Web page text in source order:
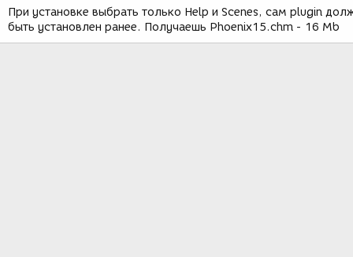
При установке выбрать только Help и Scenes, сам plugin
быть установлен ранее. Получаешь Phoenix15.chm - 16 Mb